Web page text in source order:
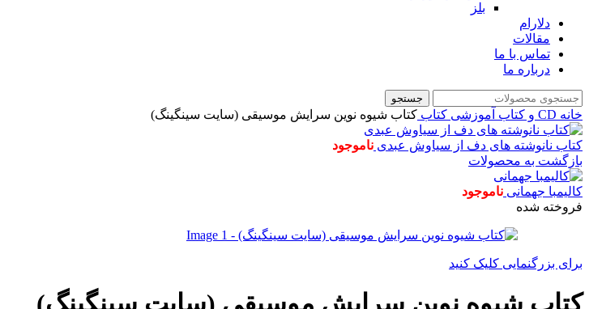
بلز
دلارام
مقالات
تماس با ما
درباره ما
جستجو
خانه CD و کتاب آموزشی کتاب کتاب شیوه نوین سرایش موسیقی (سایت سینگینگ)
کتاب نانوشته های دف از سیاوش عبدی ناموجود
بازگشت به محصولات
کالیمبا جهمانی ناموجود
فروخته شده
برای بزرگنمایی کلیک کنید